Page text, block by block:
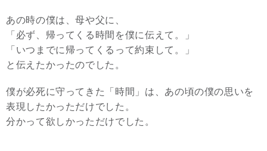
あの時の僕は、母や父に、
「必ず、帰ってくる時間を僕に伝えて。」
「いつまでに帰ってくるって約束して。」
と伝えたかったのでした。
僕が必死に守ってきた「時間」は、あの頃の僕の思いを
表現したかっただけでした。
分かって欲しかっただけでした。